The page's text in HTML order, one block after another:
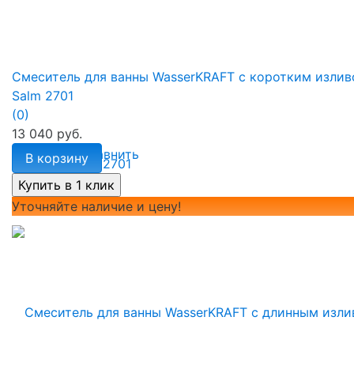
избранное сравнить
Смеситель для ванны WasserKRAFT с коротким
Salm 2701
(0)
13 040 руб.
В корзину
Уточняйте наличие и цену!